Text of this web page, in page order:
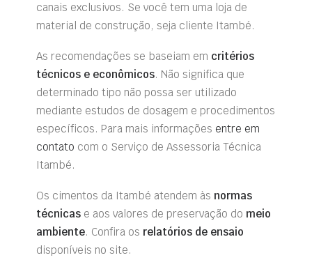
canais exclusivos. Se você tem uma loja de
material de construção, seja cliente Itambé.
As recomendações se baseiam em critérios
técnicos e econômicos. Não significa que
determinado tipo não possa ser utilizado
mediante estudos de dosagem e procedimentos
específicos. Para mais informações entre em
contato com o Serviço de Assessoria Técnica
Itambé.
Os cimentos da Itambé atendem às normas
técnicas e aos valores de preservação do meio
ambiente. Confira os relatórios de ensaio
disponíveis no site.